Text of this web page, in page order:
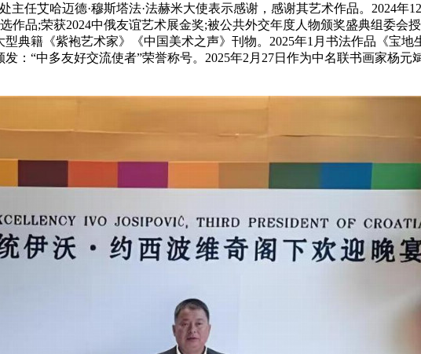
任艾哈迈德·穆斯塔法·法赫米大使表示感谢，感谢其艺术作品。2024年
品;荣获2024中俄友谊艺术展金奖;被公共外交年度人物颁奖盛典组委会
典籍《紫袍艺术家》《中国美术之声》刊物。2025年1月书法作品《宝
：“中多友好交流使者”荣誉称号。2025年2月27日作为中名联书画家杨元